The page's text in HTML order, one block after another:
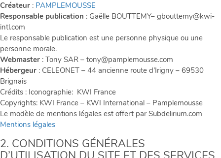
ACTUALITÉS
RÉFÉRENCES
&
VIDÉOS
LinkedIn
FR
Créateur : PAMPLEMOUSSE
Responsable publication : Gaëlle BOUTTEMY– gbouttemy@kwi-
intl.com
Le responsable publication est une personne physique ou une
personne morale.
Webmaster : Tony SAR – tony@pamplemousse.com
Hébergeur : CELEONET – 44 ancienne route d’Irigny – 69530
Brignais
Crédits : Iconographie: KWI France
Copyrights: KWI France – KWI International – Pamplemousse
Le modèle de mentions légales est offert par Subdelirium.com
Mentions légales
2. CONDITIONS GÉNÉRALES